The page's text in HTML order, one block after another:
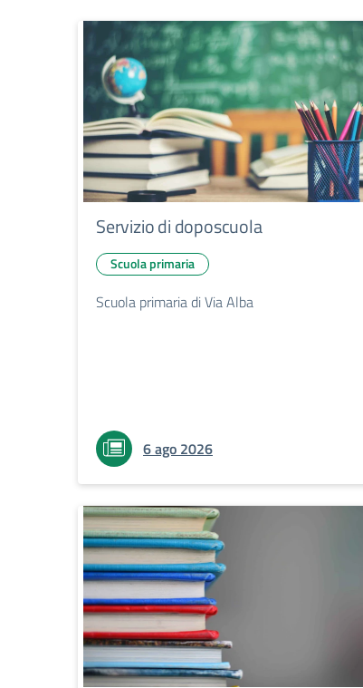
Servizio di doposcuola
Scuola primaria
Scuola primaria di Via Alba
6 ago 2026